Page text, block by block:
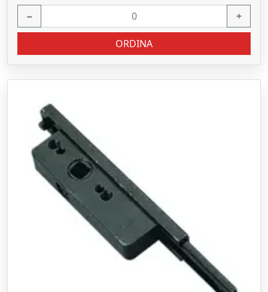
− +
ORDINA